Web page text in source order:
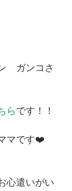
　ガンコさ
らです！！
マです❤️
心遣いがい